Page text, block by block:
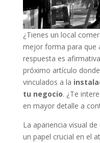
¿Tienes un local
mejor forma para que
respuesta es
próximo artículo
vinculados a la
tu negocio. ¿Te
en mayor detalle a
La apariencia visual
un papel crucial en el